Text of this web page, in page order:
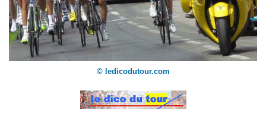
© ledicodutour.com